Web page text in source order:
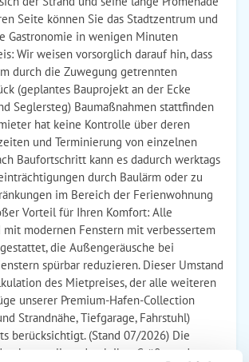
Seite können Sie das Stadtzentrum und
Gastronomie in wenigen Minuten
Wir weisen vorsorglich darauf hin, dass
durch die Zuwegung getrennten
(geplantes Bauprojekt an der Ecke
Seglersteg) Baumaßnahmen stattfinden
hat keine Kontrolle über deren
und Terminierung von einzelnen
Baufortschritt kann es dadurch werktags
durch Baulärm oder zu
im Bereich der Ferienwohnung
Vorteil für Ihren Komfort: Alle
mit modernen Fenstern mit verbessertem
die Außengeräusche bei
spürbar reduzieren. Dieser Umstand
des Mietpreises, der alle weiteren
unserer Premium-Hafen-Collection
Strandnähe, Tiefgarage, Fahrstuhl)
berücksichtigt. (Stand 07/2026) Die
vor allem durch ihre Größe und